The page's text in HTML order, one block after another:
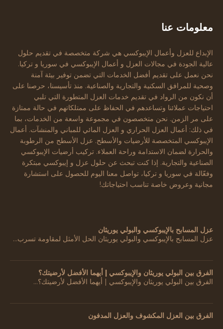
معلومات عنا
الإبداع للعزل وأعمال الإيبوكسي هي شركة متخصصة في تقديم حلول
عالية الجودة في مجالات العزل و أعمال الإيبوكسي في سوريا و تركيا.
نحن نعمل على تقديم أفضل الخدمات التي تضمن توفير بيئة آمنة
وصحية للمرافق السكنية والتجارية والصناعية. منذ تأسيسنا، حرصنا على
أن نكون من الرواد في تقديم خدمات العزل المتطورة التي تلبي
احتياجات عملائنا وتساعدهم في الحفاظ على ممتلكاتهم في حالة ممتازة
على مر الزمن. نحن متخصصون في مجموعة واسعة من الخدمات، بما
في ذلك: أعمال العزل الحراري و العزل المائي للمباني والمنشآت. أعمال
الإيبوكسي المتخصصة للأرضيات والأسطح. عزل الأسطح من الرطوبة
والحرارة لضمان الاستدامة وراحة العملاء. تركيب أرضيات الإيبوكسي
الصناعية والتجارية. إذا كنت تبحث عن حلول عزل و إيبوكسي مبتكرة
وفعّالة في سوريا و تركيا، تواصل معنا اليوم للحصول على استشارة
مجانية وعروض خاصة تناسب احتياجاتك!
عزل المسابح بالإيبوكسي والبولي يوريثان
عزل المسابح بالإيبوكسي والبولي يوريثان الحل الأمثل لمقاومة تسرب…
الفرق بين البولي يوريثان والإيبوكسي | أيهما الأفضل لأرضيتك؟
الفرق بين البولي يوريثان والإيبوكسي | أيهما الأفضل لأرضيتك؟…
الفرق بين العزل المكشوف والعزل المدفون